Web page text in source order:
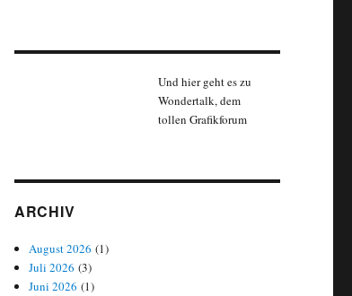
Und hier geht es zu
Wondertalk, dem
tollen Grafikforum
ARCHIV
August 2026 (1)
Juli 2026 (3)
Juni 2026 (1)